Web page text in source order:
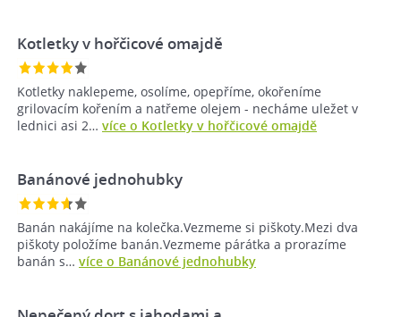
Kotletky v hořčicové omajdě
Kotletky naklepeme, osolíme, opepříme, okořeníme
grilovacím kořením a natřeme olejem - necháme uležet v
lednici asi 2… více o Kotletky v hořčicové omajdě
Banánové jednohubky
Banán nakájíme na kolečka.Vezmeme si piškoty.Mezi dva
piškoty položíme banán.Vezmeme párátka a prorazíme
banán s… více o Banánové jednohubky